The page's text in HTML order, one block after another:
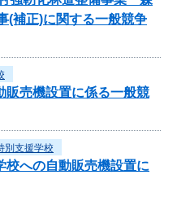
(補正)に関する一般競争
販売機設置に係る一般競
別支援学校
校への自動販売機設置に